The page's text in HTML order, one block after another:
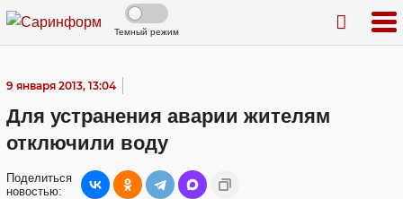
Темный режим
9 января 2013, 13:04
Для устранения аварии жителям
отключили воду
Поделиться
новостью: